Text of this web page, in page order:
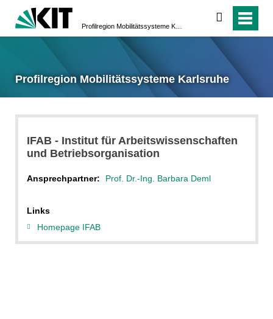
suchen
Profilregion Mobilitätssysteme Karlsruhe
IFAB - Institut für Arbeitswissenschaften
und Betriebsorganisation
Ansprechpartner: Prof. Dr.-Ing. Barbara Deml
Links
Homepage IFAB